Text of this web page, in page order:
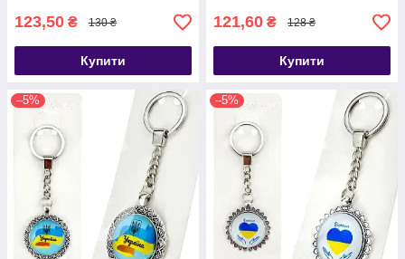
123,50 ₴ 130 ₴
Купити
121,60 ₴ 128 ₴
Купити
–5% –5%